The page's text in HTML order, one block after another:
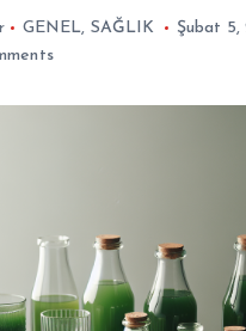
GENEL, SAĞLIK
Şubat 5,